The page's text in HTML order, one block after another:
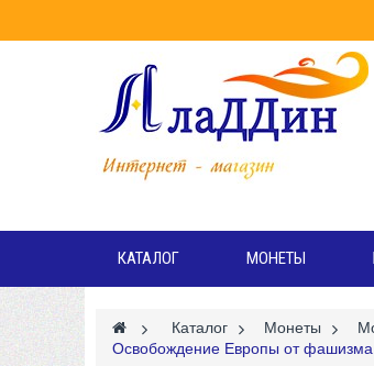
КАТАЛОГ МОНЕТЫ
> Каталог > Монеты >
Освобождение Европы от